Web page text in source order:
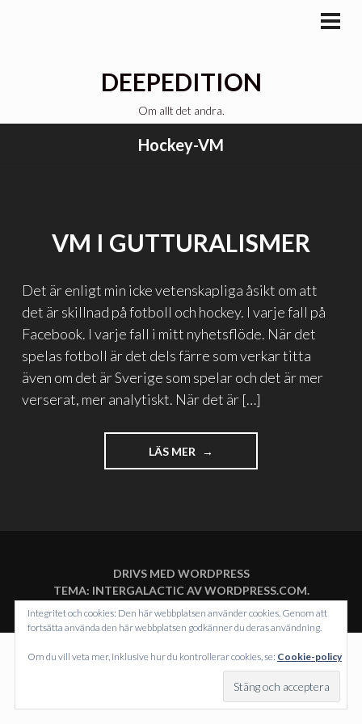
DEEPEDITION
Om allt det andra.
Hockey-VM
VM I GUTTURALISMER
Det är enligt min icke vetenskapliga åsikt om att
det är skillnad på fotboll och hockey. I varje fall på
Facebook. I varje fall i mitt nyhetsflöde. När det
spelas fotboll är det dels färre som verkar titta
även om det är Sverige som spelar och det är mer
verserat, mer analytiskt. När det är […]
LÄS MER
"VM
I
DRIVS MED WORDPRESS
TEMA: INTERGALACTIC AVWORDPRESS.COM.
Integritet och cookies: Den här webbplatsen använder cookies. Genom att
fortsätta använda den här webbplatsen godkänner du deras användning.
Om du vill veta mer, inklusive hur du kontrollerar cookies, se: Cookie-policy